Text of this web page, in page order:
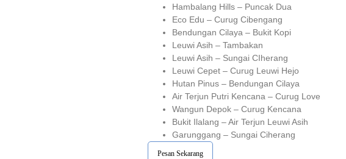
Hambalang Hills – Puncak Dua
Eco Edu – Curug Cibengang
Bendungan Cilaya – Bukit Kopi
Leuwi Asih – Tambakan
Leuwi Asih – Sungai CIherang
Leuwi Cepet – Curug Leuwi Hejo
Hutan Pinus – Bendungan Cilaya
Air Terjun Putri Kencana – Curug Love
Wangun Depok – Curug Kencana
Bukit Ilalang – Air Terjun Leuwi Asih
Garunggang – Sungai Ciherang
Pesan Sekarang